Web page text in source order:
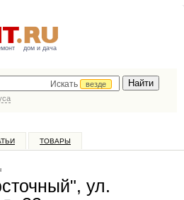
дом и дача
Искать
везде
ТОВАРЫ
ул.